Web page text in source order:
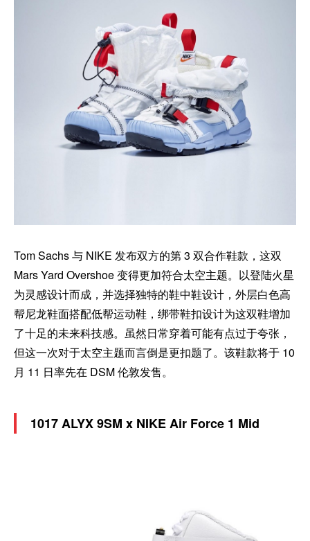
Tom Sachs 与 NIKE 发布双方的第 3 双合作鞋款，这双
Mars Yard Overshoe 变得更加符合太空主题。以登陆火星
为灵感设计而成，并选择独特的鞋中鞋设计，外层白色高
帮尼龙鞋面搭配低帮运动鞋，绑带鞋扣设计为这双鞋增加
了十足的未来科技感。虽然日常穿着可能有点过于夸张，
但这一次对于太空主题而言倒是更扣题了。该鞋款将于 10
月 11 日率先在 DSM 伦敦发售。
1017 ALYX 9SM x NIKE Air Force 1 Mid